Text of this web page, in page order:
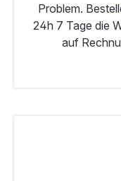
Problem.
24h 7 Tage die
auf